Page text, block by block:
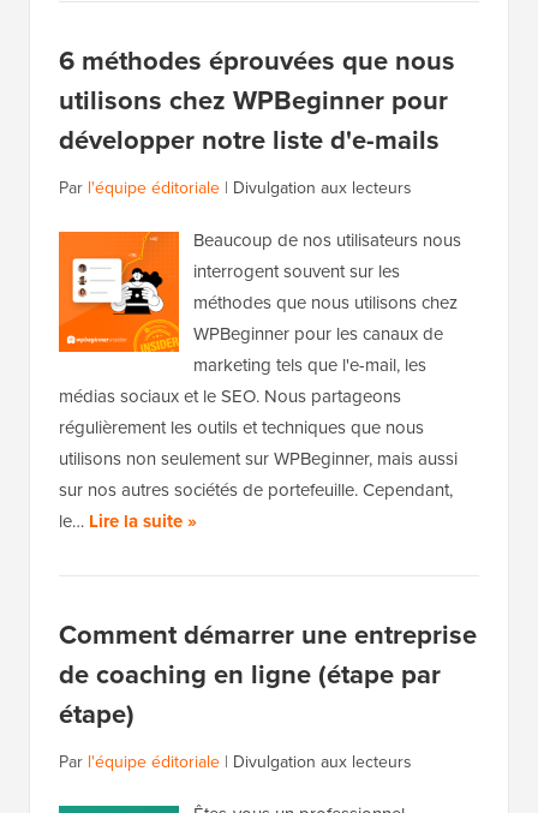
6 méthodes éprouvées que nous
utilisons chez WPBeginner pour
développer notre liste d'e-mails
Par l'équipe éditoriale | Divulgation aux lecteurs
Beaucoup de nos utilisateurs nous
interrogent souvent sur les
méthodes que nous utilisons chez
WPBeginner pour les canaux de
marketing tels que l'e-mail, les
médias sociaux et le SEO. Nous partageons
régulièrement les outils et techniques que nous
utilisons non seulement sur WPBeginner, mais aussi
sur nos autres sociétés de portefeuille. Cependant,
le… Lire la suite »
Comment démarrer une entreprise
de coaching en ligne (étape par
étape)
Par l'équipe éditoriale | Divulgation aux lecteurs